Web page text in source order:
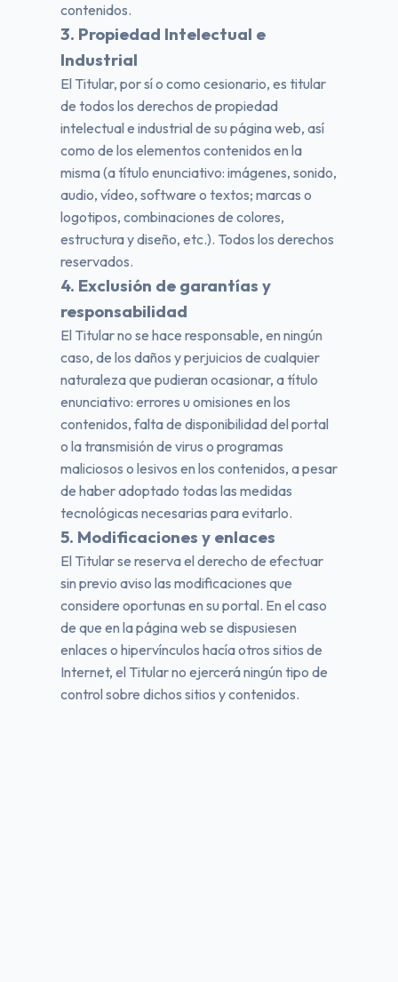
contenidos.
3. Propiedad Intelectual e
Industrial
El Titular, por sí o como cesionario, es titular
de todos los derechos de propiedad
intelectual e industrial de su página web, así
como de los elementos contenidos en la
misma (a título enunciativo: imágenes, sonido,
audio, vídeo, software o textos; marcas o
logotipos, combinaciones de colores,
estructura y diseño, etc.). Todos los derechos
reservados.
4. Exclusión de garantías y
responsabilidad
El Titular no se hace responsable, en ningún
caso, de los daños y perjuicios de cualquier
naturaleza que pudieran ocasionar, a título
enunciativo: errores u omisiones en los
contenidos, falta de disponibilidad del portal
o la transmisión de virus o programas
maliciosos o lesivos en los contenidos, a pesar
de haber adoptado todas las medidas
tecnológicas necesarias para evitarlo.
5. Modificaciones y enlaces
El Titular se reserva el derecho de efectuar
sin previo aviso las modificaciones que
considere oportunas en su portal. En el caso
de que en la página web se dispusiesen
enlaces o hipervínculos hacía otros sitios de
Internet, el Titular no ejercerá ningún tipo de
control sobre dichos sitios y contenidos.